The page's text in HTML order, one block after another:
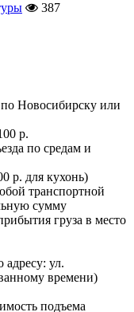
387
Новосибирску или
р.
по средам и
р. для кухонь)
транспортной
сумму
груза в место
адресу: ул.
времени)
подъема